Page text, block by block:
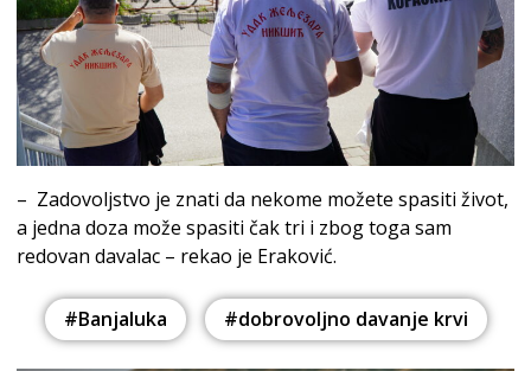
– Zadovoljstvo je znati da nekome možete spasiti život,
a jedna doza može spasiti čak tri i zbog toga sam
redovan davalac – rekao je Eraković.
#Banjaluka #dobrovoljno davanje krvi